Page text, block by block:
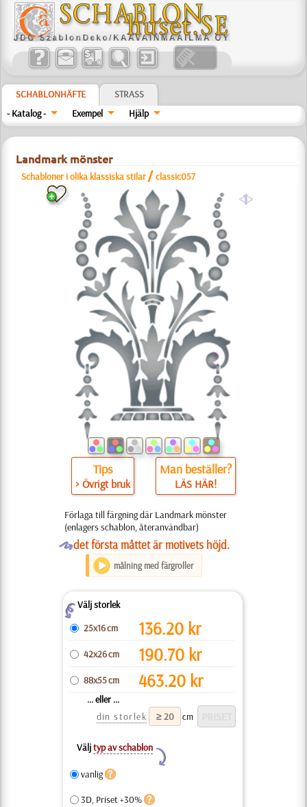
SCHABLONHÄFTE
STRASS
- Katalog -
Exempel Hjälp
Landmark mönster
Schabloner i olika klassiska stilar /classic057
a
Tips
> Övrigt bruk
Man beställer?
LÄS HÄR!
Förlaga till färgning där Landmark mönster
(enlagers schablon, återanvändbar)
Odet första måttet är motivets höjd.
målning med färgroller
ZVälj storlek
25x16 cm
136.20 kr
42x26 cm 190.70 kr
88x55 cm 463.20 kr
... eller ...
din storlek
cm
Väljtyp av schablon
Y
vanlig
3D, Priset +30%